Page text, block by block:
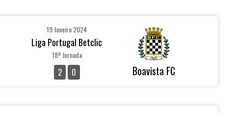
19 Janeiro 2024
Liga Portugal Betclic
18ª Jornada
2 0 Boavista FC